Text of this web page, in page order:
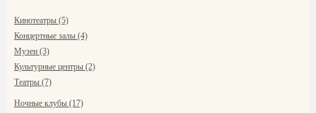
Кинотеатры (5)
Концертные залы (4)
Музеи (3)
Культурные центры (2)
Театры (7)
Ночные клубы (17)